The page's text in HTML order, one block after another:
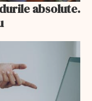
absolute.